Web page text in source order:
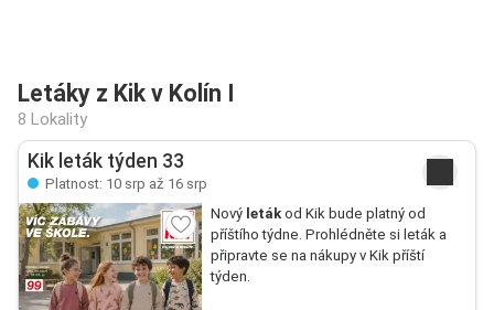
Letáky z Kik v Kolín I
8 Lokality
Kik leták týden 33
Platnost: 10 srp až 16 srp
Nový letákod Kik bude platný od
příštího týdne. Prohlédněte si leták a
připravte se na nákupy v Kik příští
týden.